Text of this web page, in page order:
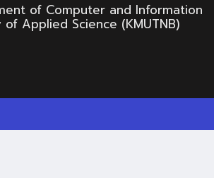
of Computer and Information
of Applied Science (KMUTNB)